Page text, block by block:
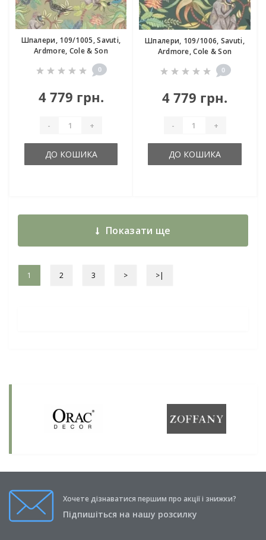
Шпалери, 109/1005, Savuti,
Ardmore, Cole & Son
0
4 779 грн.
- +
ДО КОШИКА
Шпалери, 109/1006, Savuti,
Ardmore, Cole & Son
0
4 779 грн.
- +
ДО КОШИКА
Показати ще
1 2 3 > >|
Хочете дізнаватися першим про акції і знижки?
Підпишіться на нашу розсилку